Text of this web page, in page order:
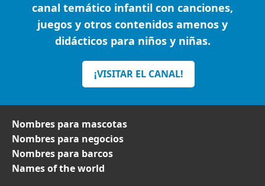
canal temático infantil con canciones,
juegos y otros contenidos amenos y
didácticos para niños y niñas.
¡VISITAR EL CANAL!
Nombres para mascotas
Nombres para negocios
Nombres para barcos
Names of the world